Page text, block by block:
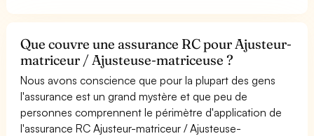
Que couvre une assurance RC pour Ajusteur-
matriceur / Ajusteuse-matriceuse ?
Nous avons conscience que pour la plupart des gens
l'assurance est un grand mystère et que peu de
personnes comprennent le périmètre d'application de
l'assurance RC Ajusteur-matriceur / Ajusteuse-